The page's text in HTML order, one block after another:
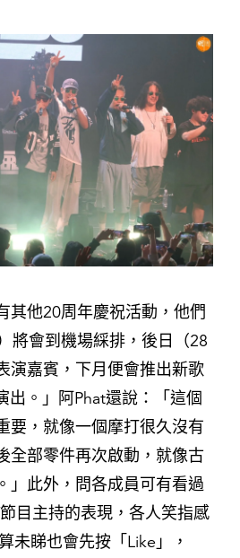
其他20周年慶祝活動，他們
將會到機場綵排，後日（28
演嘉賓，下月便會推出新歌
出。」阿Phat還說：「這個
要，就像一個摩打很久沒有
全部零件再次啟動，就像古
」此外，問各成員可有看過
目主持的表現，各人笑指感
未睇也會先按「Like」，